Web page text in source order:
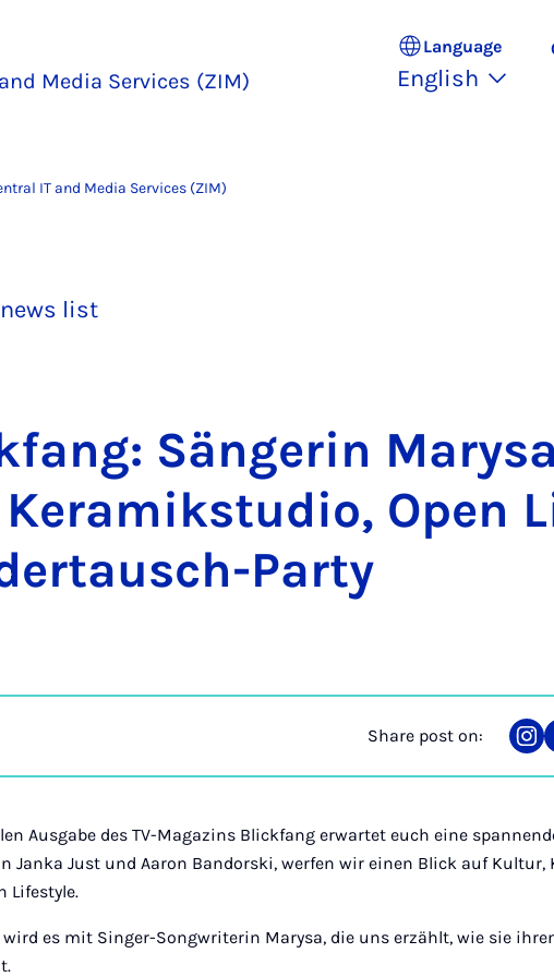
Media Services (ZIM)
Language
English
IT and Media Services (ZIM)
list
Sän­ger­in
Open
Party
Share post on:
on
Ausgabe des TV-Magazins Blickfang erwartet euch eine
Janka Just und Aaron Bandorski, werfen wir einen Blick auf
Lifestyle.
es mit Singer-Songwriterin Marysa, die uns erzählt, wie sie